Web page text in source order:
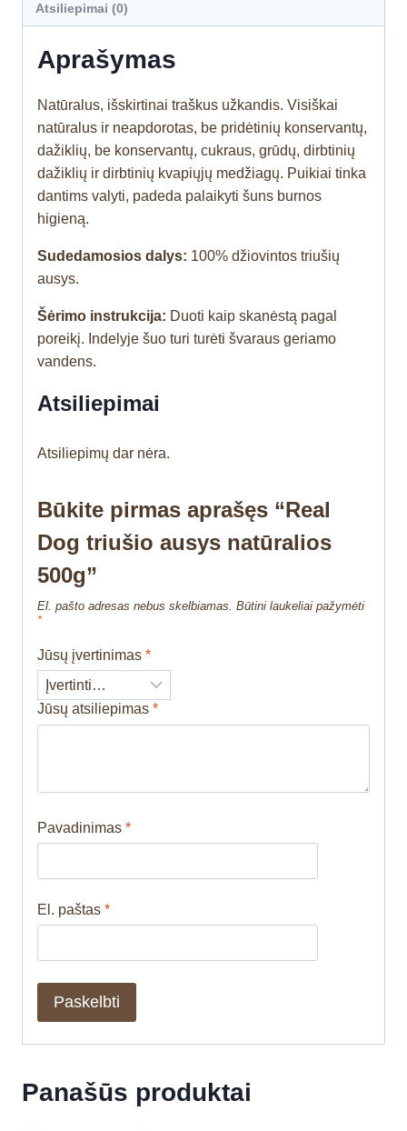
Atsiliepimai (0)
Aprašymas
Natūralus, išskirtinai traškus užkandis. Visiškai
natūralus ir neapdorotas, be pridėtinių konservantų,
dažiklių, be konservantų, cukraus, grūdų, dirbtinių
dažiklių ir dirbtinių kvapiųjų medžiagų. Puikiai tinka
dantims valyti, padeda palaikyti šuns burnos
higieną.
Sudedamosios dalys: 100% džiovintos triušių
ausys.
Šėrimo instrukcija: Duoti kaip skanėstą pagal
poreikį. Indelyje šuo turi turėti švaraus geriamo
vandens.
Atsiliepimai
Atsiliepimų dar nėra.
Būkite pirmas aprašęs “Real
Dog triušio ausys natūralios
500g”
El. pašto adresas nebus skelbiamas. Būtini laukeliai pažymėti
*
Jūsų įvertinimas *
Jūsų atsiliepimas *
Pavadinimas *
El. paštas *
Panašūs produktai